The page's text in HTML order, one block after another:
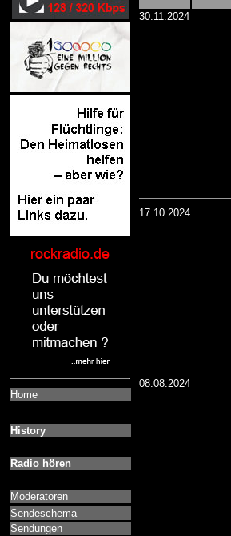
Home
History
Radio hören
Moderatoren
Sendeschema
Sendungen
30.11.2024
17.10.2024
08.08.2024